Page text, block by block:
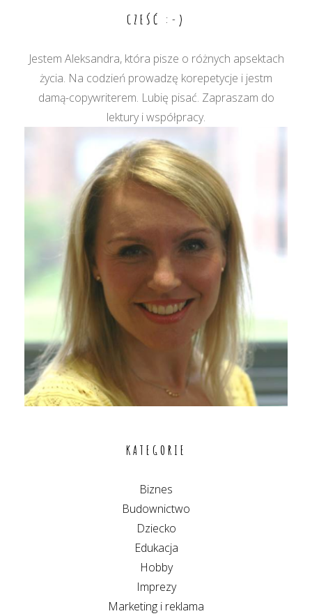
CZEŚĆ :-)
Jestem Aleksandra, która pisze o różnych apsektach
życia. Na codzień prowadzę korepetycje i jestm
damą-copywriterem. Lubię pisać. Zapraszam do
lektury i współpracy.
KATEGORIE
Biznes
Budownictwo
Dziecko
Edukacja
Hobby
Imprezy
Marketing i reklama